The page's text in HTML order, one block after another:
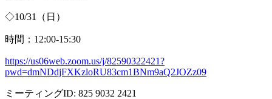
◇10/31 （日）
時間： 12:00-15:30
https://us06web.zoom.us/j/82590322421?
pwd=dmNDdjFXKzloRU83cm1BNm9aQ2JOZz09
ミーティングID: 825 9032 2421